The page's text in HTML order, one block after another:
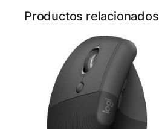
Productos relacionados